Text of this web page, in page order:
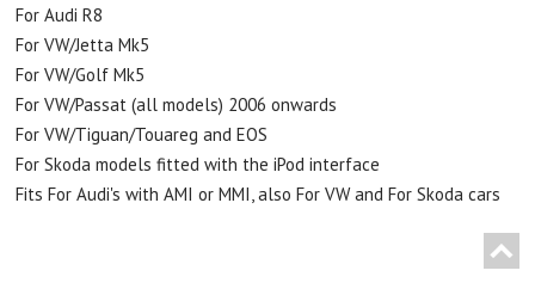
For Audi R8
For VW/Jetta Mk5
For VW/Golf Mk5
For VW/Passat (all models) 2006 onwards
For VW/Tiguan/Touareg and EOS
For Skoda models fitted with the iPod interface
Fits For Audi's with AMI or MMI, also For VW and For Skoda cars